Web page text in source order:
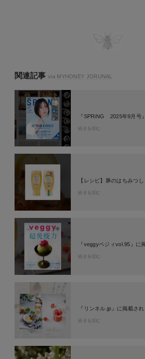
関連記事via MYHONEY JORUNAL
『SPRiNG 2025年9月号
続きを読む
【レシピ】豚のはちみつし
続きを読む
『veggyベジィvol.95』に
続きを読む
『リンネル.jp』に掲載さ
続きを読む